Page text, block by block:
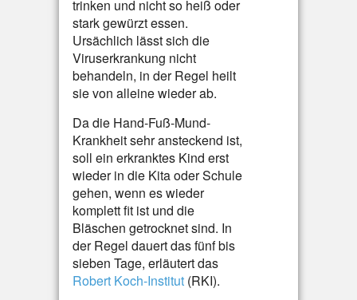
trinken und nicht so heiß oder
stark gewürzt essen.
Ursächlich lässt sich die
Viruserkrankung nicht
behandeln, in der Regel heilt
sie von alleine wieder ab.
Da die Hand-Fuß-Mund-
Krankheit sehr ansteckend ist,
soll ein erkranktes Kind erst
wieder in die Kita oder Schule
gehen, wenn es wieder
komplett fit ist und die
Bläschen getrocknet sind. In
der Regel dauert das fünf bis
sieben Tage, erläutert das
Robert Koch-Institut (RKI).